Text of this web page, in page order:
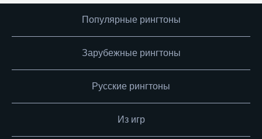
Популярные рингтоны
Зарубежные рингтоны
Русские рингтоны
Из игр